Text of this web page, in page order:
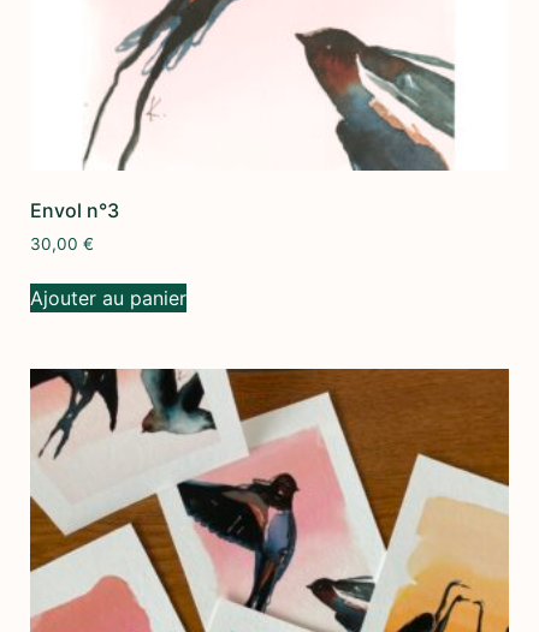
Envol n°3
30,00 €
Ajouter au panier